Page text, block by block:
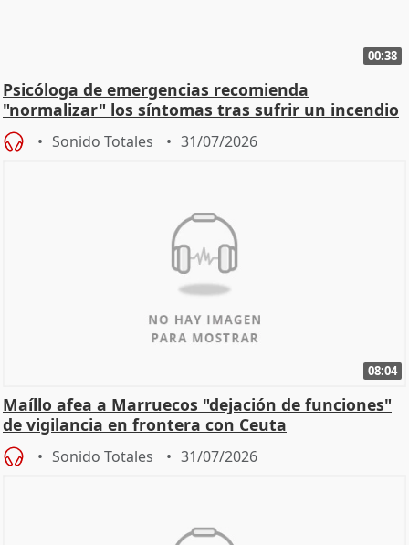
00:38
Psicóloga de emergencias recomienda
"normalizar" los síntomas tras sufrir un incendio
Sonido Totales 31/07/2026
08:04
Maíllo afea a Marruecos "dejación de funciones"
de vigilancia en frontera con Ceuta
Sonido Totales 31/07/2026